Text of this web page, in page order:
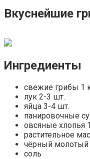
Вкуснейшие
Ингредиенты
свежие грибы 1
лук 2-3 шт.
яйца 3-4 шт.
панировочные
овсяные хлопья
растительное
чёрный молотый
соль